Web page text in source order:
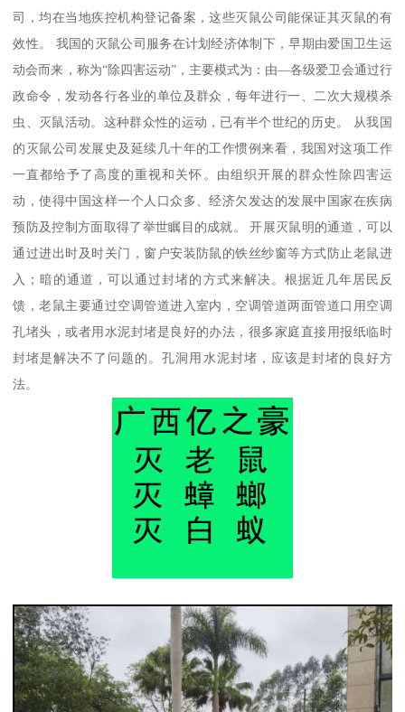
司，均在当地疾控机构登记备案，这些灭鼠公司能保证其灭鼠的有
效性。 我国的灭鼠公司服务在计划经济体制下，早期由爱国卫生运
动会而来，称为“除四害运动”，主要模式为：由—各级爱卫会通过行
政命令，发动各行各业的单位及群众，每年进行一、二次大规模杀
虫、灭鼠活动。这种群众性的运动，已有半个世纪的历史。 从我国
的灭鼠公司发展史及延续几十年的工作惯例来看，我国对这项工作
一直都给予了高度的重视和关怀。由组织开展的群众性除四害运
动，使得中国这样一个人口众多、经济欠发达的发展中国家在疾病
预防及控制方面取得了举世瞩目的成就。 开展灭鼠明的通道，可以
通过进出时及时关门，窗户安装防鼠的铁丝纱窗等方式防止老鼠进
入；暗的通道，可以通过封堵的方式来解决。根据近几年居民反
馈，老鼠主要通过空调管道进入室内，空调管道两面管道口用空调
孔堵头，或者用水泥封堵是良好的办法，很多家庭直接用报纸临时
封堵是解决不了问题的。孔洞用水泥封堵，应该是封堵的良好方
法。